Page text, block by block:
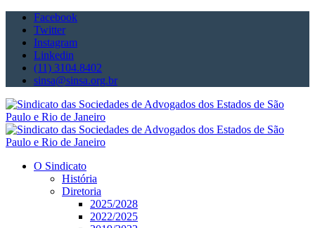
Facebook
Twitter
Instagram
Linkedin
(11) 3104.8402
sinsa@sinsa.org.br
O Sindicato
História
Diretoria
2025/2028
2022/2025